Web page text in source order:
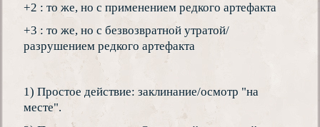
+2 : то же, но с применением редкого артефакта
+3 : то же, но с безвозвратной утратой/
разрушением редкого артефакта
1) Простое действие: заклинание/осмотр "на
месте".